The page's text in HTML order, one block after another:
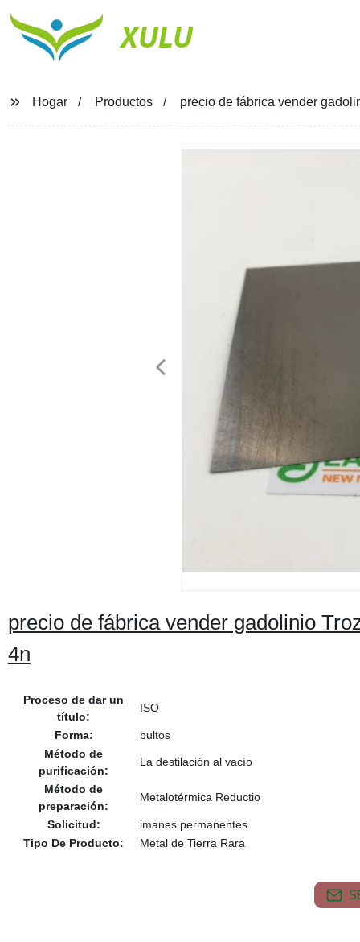
XULU
Hogar Productos precio de fábrica vender
precio de fábrica vender gadolinio
4n
Proceso de dar un
título:
ISO
Forma:
bultos
Método de
purificación:
La destilación al vacío
Método de
preparación:
Metalotérmica Reductio
Solicitud:
imanes permanentes
Tipo De Producto:
Metal de Tierra Rara